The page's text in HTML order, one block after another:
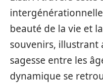
beauté de la vie et
souvenirs, illustrant
sagesse entre les
dynamique se